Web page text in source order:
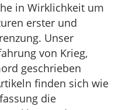
in Wirklichkeit um
erster und
Unser
von Krieg,
geschrieben
finden sich wie
die